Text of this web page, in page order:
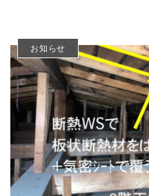
お知らせ